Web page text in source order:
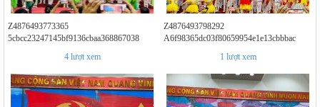
Z4876493773365
5cbcc23247145bf9136cbaa368867038
4lượt xem
Z4876493798292
A6f98365dc03f80659954e1e13cbbbac
1 lượt xem